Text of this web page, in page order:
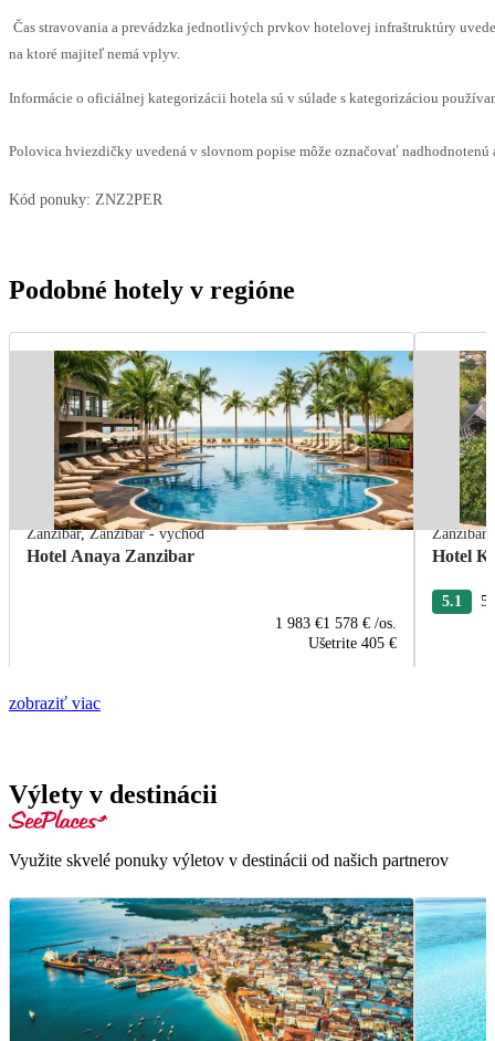
Čas stravovania a prevádzka jednotlivých prvkov hotelovej infraštruktúry
na ktoré majiteľ nemá vplyv.
Informácie o oficiálnej kategorizácii hotela sú v súlade s kategorizáciou
Polovica hviezdičky uvedená v slovnom popise môže označovať
Kód ponuky: ZNZ2PER
Podobné hotely v regióne
Zanzibar,Zanzibar - východ
Hotel Anaya Zanzibar
1 983 €1 578 € /os.
Ušetrite 405 €
Zanzibar
Hotel
5.1
zobraziť viac
Výlety v destinácii
Využite skvelé ponuky výletov v destinácii od našich partnerov